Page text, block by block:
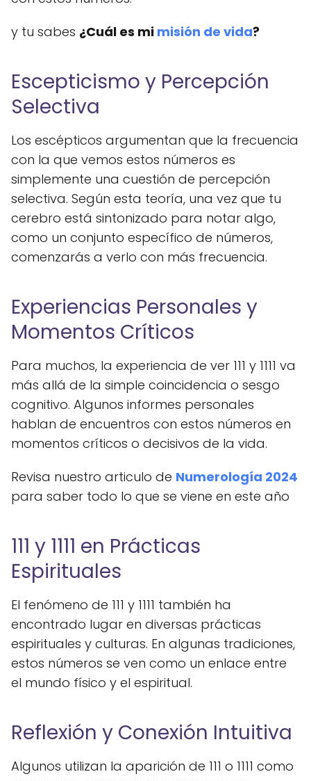
y tu sabes ¿Cuál es mi misión de vida?
Escepticismo y Percepción
Selectiva
Los escépticos argumentan que la frecuencia
con la que vemos estos números es
simplemente una cuestión de percepción
selectiva. Según esta teoría, una vez que tu
cerebro está sintonizado para notar algo,
como un conjunto específico de números,
comenzarás a verlo con más frecuencia.
Experiencias Personales y
Momentos Críticos
Para muchos, la experiencia de ver 111 y 1111 va
más allá de la simple coincidencia o sesgo
cognitivo. Algunos informes personales
hablan de encuentros con estos números en
momentos críticos o decisivos de la vida.
Revisa nuestro articulo de Numerología 2024
para saber todo lo que se viene en este año
111 y 1111 en Prácticas
Espirituales
El fenómeno de 111 y 1111 también ha
encontrado lugar en diversas prácticas
espirituales y culturas. En algunas tradiciones,
estos números se ven como un enlace entre
el mundo físico y el espiritual.
Reflexión y Conexión Intuitiva
Algunos utilizan la aparición de 111 o 1111 como